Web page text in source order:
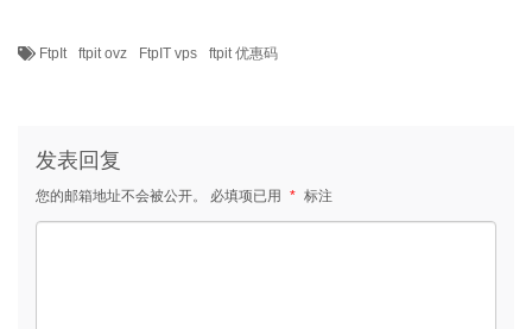
FtpIt ftpit ovz FtpIT vps ftpit 优惠码
发表回复
您的邮箱地址不会被公开。 必填项已用 * 标注